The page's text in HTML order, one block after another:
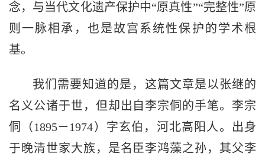
念，与当代文化遗产保护中“原真性”“完整性”原
则一脉相承，也是故宫系统性保护的学术根
基。
我们需要知道的是，这篇文章是以张继的
名义公诸于世，但却出自李宗侗的手笔。李宗
侗（1895－1974）字玄伯，河北高阳人。出身
于晚清世家大族，是名臣李鸿藻之孙，其父李